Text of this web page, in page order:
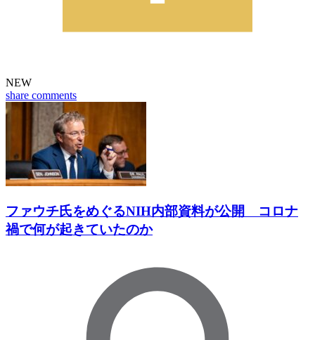
NEW
share comments
ファウチ氏をめぐるNIH内部資料が公開 コロナ
禍で何が起きていたのか